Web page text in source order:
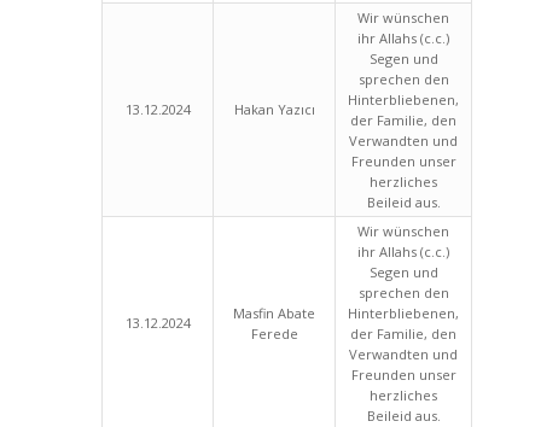
13.12.2024 Hakan Yazıcı
Wir wünschen
ihr Allahs (c.c.)
Segen und
sprechen den
Hinterbliebenen,
der Familie, den
Verwandten und
Freunden unser
herzliches
Beileid aus.
13.12.2024
Masfin Abate
Ferede
Wir wünschen
ihr Allahs (c.c.)
Segen und
sprechen den
Hinterbliebenen,
der Familie, den
Verwandten und
Freunden unser
herzliches
Beileid aus.